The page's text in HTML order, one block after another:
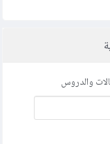
والدروس